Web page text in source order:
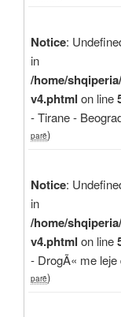
Notice:
in
/home/
v4.phtml on line
- Tirane -
parë)
Notice:
in
/home/
v4.phtml on line
- DrogÃ« me leje
parë)